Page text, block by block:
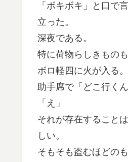
「ボキボキ」と口で
立った。
深夜である。
特に荷物らしきもの
ボロ軽四に火が入る。
助手席で「どこ行く
「え」
それが存在すること
しい。
そもそも盗むほどの